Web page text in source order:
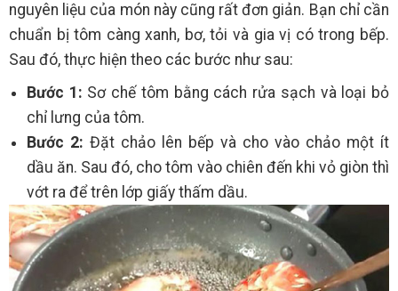
nguyên liệu của món này cũng rất đơn giản. Bạn chỉ cần
chuẩn bị tôm càng xanh, bơ, tỏi và gia vị có trong bếp.
Sau đó, thực hiện theo các bước như sau:
Bước 1: Sơ chế tôm bằng cách rửa sạch và loại bỏ
chỉ lưng của tôm.
Bước 2: Đặt chảo lên bếp và cho vào chảo một ít
dầu ăn. Sau đó, cho tôm vào chiên đến khi vỏ giòn thì
vớt ra để trên lớp giấy thấm dầu.